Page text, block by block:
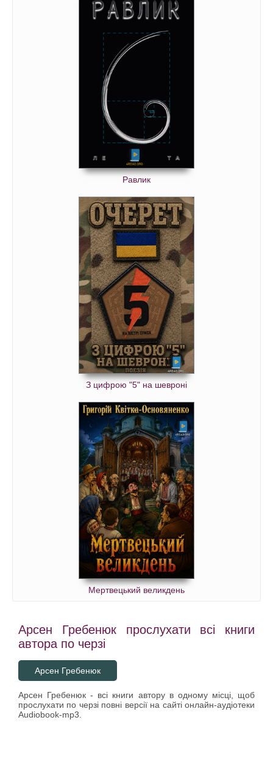
Равлик
З цифрою "5" на шевроні
Мертвецький великдень
Арсен Гребенюк прослухати всі книги
автора по черзі
Арсен Гребенюк
Арсен Гребенюк - всі книги автору в одному місці, щоб
прослухати по черзі повні версії на сайті онлайн-аудіотеки
Audiobook-mp3.